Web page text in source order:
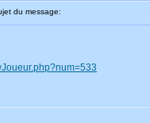
du message: